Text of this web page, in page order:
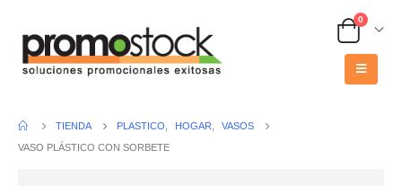
0
TIENDA PLASTICO HOGAR
VASOS
VASO PLÁSTICO CON SORBETE